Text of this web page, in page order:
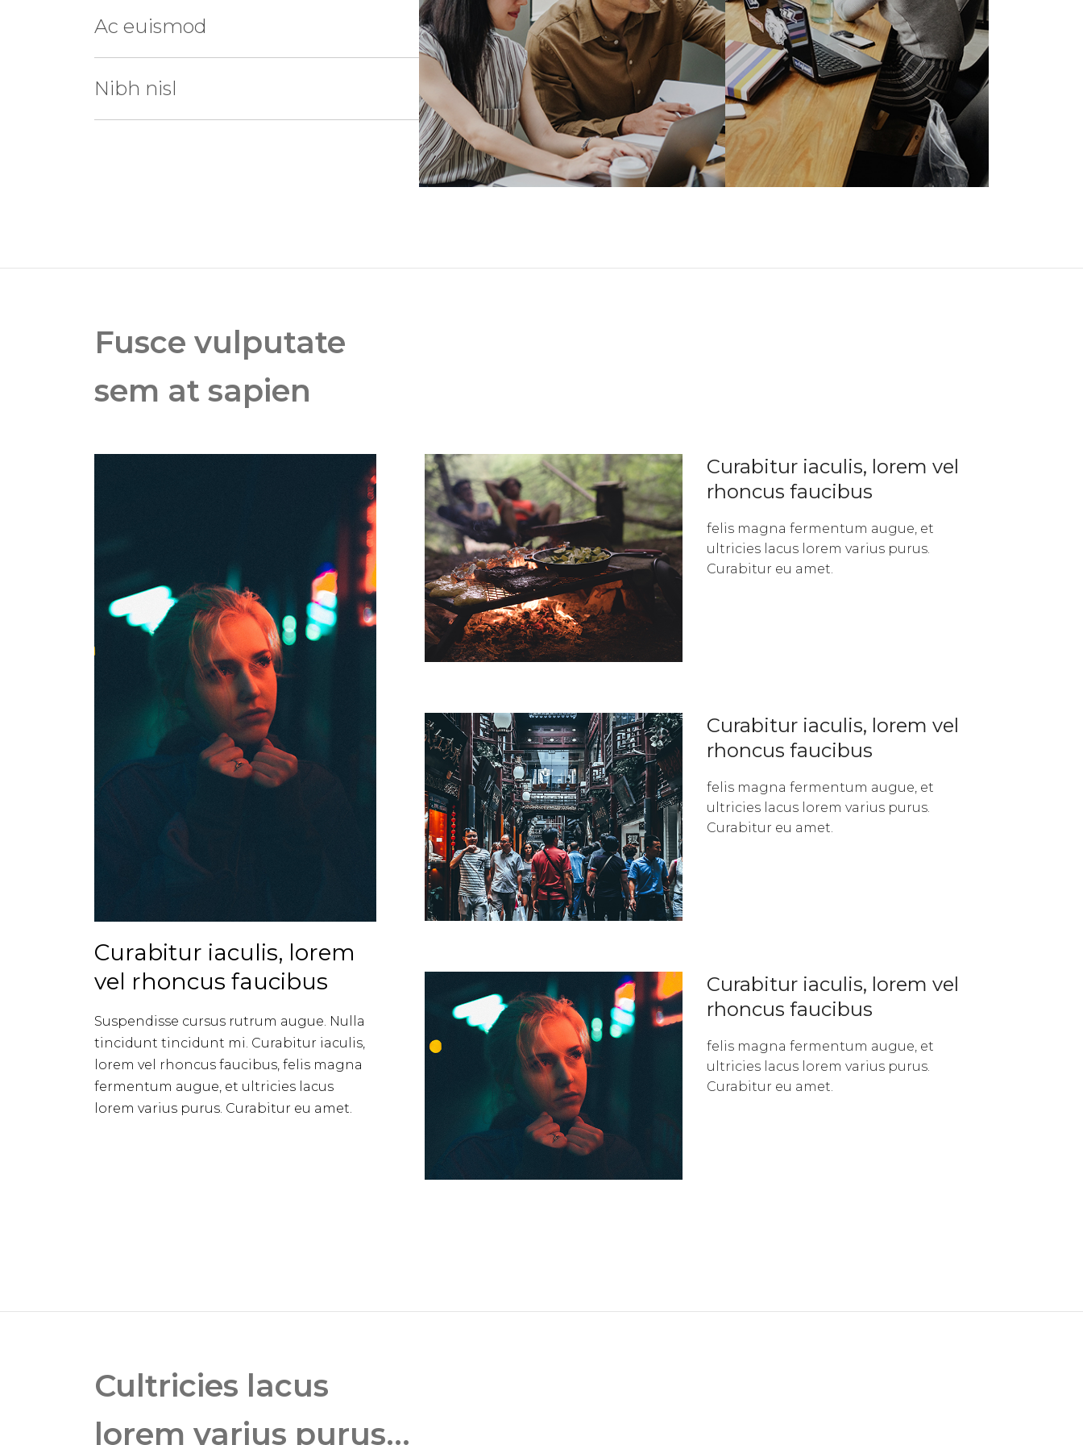
Ac euismod
Nibh nisl
Fusce vulputate
sem at sapien
Curabitur iaculis, lorem
vel rhoncus faucibus
Suspendisse cursus rutrum augue. Nulla
tincidunt tincidunt mi. Curabitur iaculis,
lorem vel rhoncus faucibus, felis magna
fermentum augue, et ultricies lacus
lorem varius purus. Curabitur eu amet.
Curabitur iaculis, lorem vel
rhoncus faucibus
felis magna fermentum augue, et
ultricies lacus lorem varius purus.
Curabitur eu amet.
Curabitur iaculis, lorem vel
rhoncus faucibus
felis magna fermentum augue, et
ultricies lacus lorem varius purus.
Curabitur eu amet.
Curabitur iaculis, lorem vel
rhoncus faucibus
felis magna fermentum augue, et
ultricies lacus lorem varius purus.
Curabitur eu amet.
Cultricies lacus
lorem varius purus...